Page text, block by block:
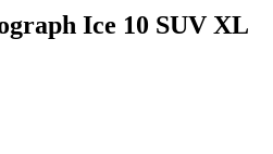
Ice 10 SUV XL